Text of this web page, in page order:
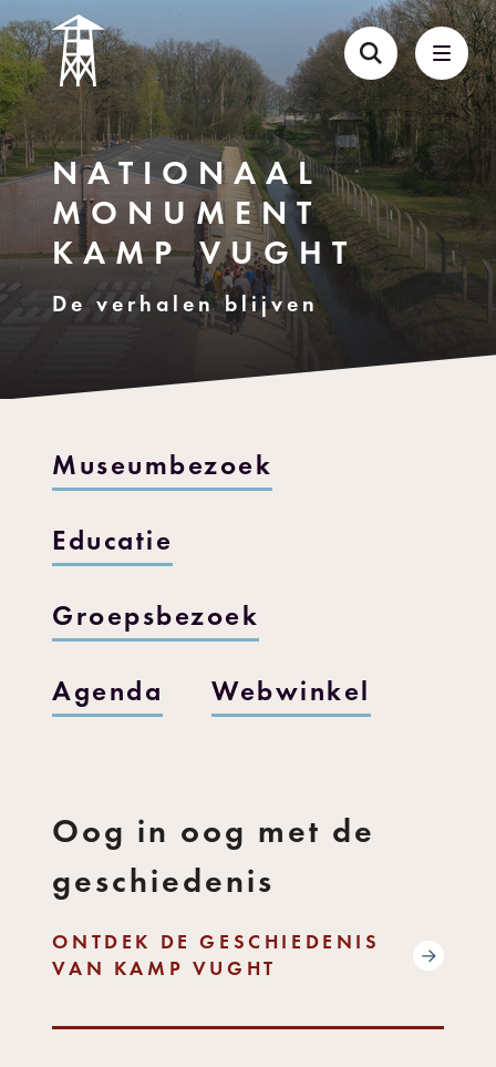
NATIONAAL
MONUMENT
KAMP VUGHT
De verhalen blijven
Museumbezoek
Educatie
Groepsbezoek
Agenda Webwinkel
Oog in oog met de
geschiedenis
ONTDEK DE GESCHIEDENIS
VAN KAMP VUGHT